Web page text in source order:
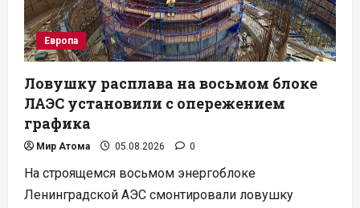
Европа
Ловушку расплава на восьмом блоке
ЛАЭС установили с опережением
графика
Мир Атома 05.08.2026 0
На строящемся восьмом энергоблоке
Ленинградской АЭС смонтировали ловушку